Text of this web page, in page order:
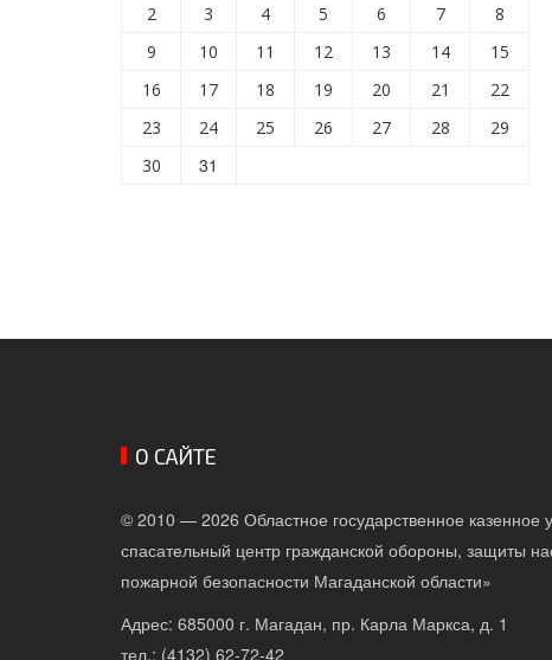
2
3 4 5 6 7
8
9
10 11 12 13 14
15
16
17 18 19 20 21
22
23
24 25 26 27 28
29
30
31
О САЙТЕ
© 2010 — 2026 Областное государственное казенное
спасательный центр гражданской обороны, защиты
пожарной безопасности Магаданской области»
Адрес: 685000 г. Магадан, пр. Карла Маркса, д. 1
тел.: (4132) 62-72-42